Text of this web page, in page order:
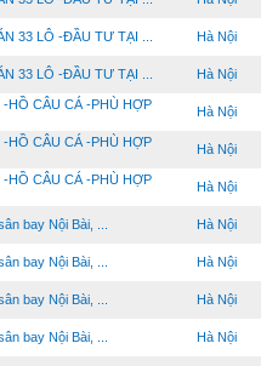
33 LÔ -ĐẦU TƯ TẠI ... Hà Nội
33 LÔ -ĐẦU TƯ TẠI ... Hà Nội
HỒ CÂU CÁ -PHÙ HỢP
Hà Nội
HỒ CÂU CÁ -PHÙ HỢP
Hà Nội
HỒ CÂU CÁ -PHÙ HỢP
Hà Nội
bay Nội Bài, ... Hà Nội
bay Nội Bài, ... Hà Nội
bay Nội Bài, ... Hà Nội
bay Nội Bài, ... Hà Nội